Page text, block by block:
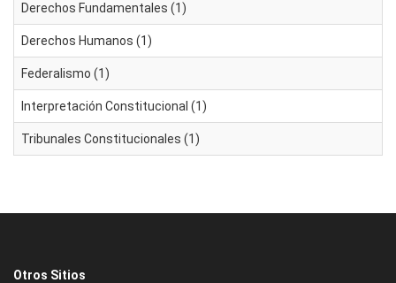
Derechos Fundamentales (1)
Derechos Humanos (1)
Federalismo (1)
Interpretación Constitucional (1)
Tribunales Constitucionales (1)
Otros Sitios